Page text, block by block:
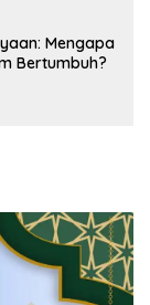
Mengapa
Bertumbuh?